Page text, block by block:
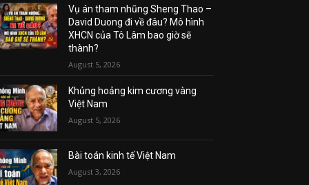
Vụ án tham nhũng Sheng Thao –
David Duong đi về đâu? Mô hình
XHCN của Tô Lâm bao giờ sẽ
thành?
August 5, 2026
Khủng hoảng kim cương vàng
Việt Nam
August 5, 2026
Bài toán kinh tế Việt Nam
August 3, 2026